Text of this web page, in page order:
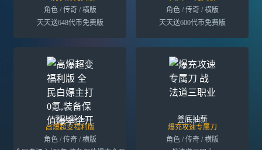
角色 / 传奇 / 横版
天天送648代币免费版
角色 / 传奇 / 横版
天天送600代币免费版
烈火骑士
高爆超变福利版
角色 / 传奇 / 横版
釜底抽薪
爆充攻速专属刀
角色 / 传奇 / 横版